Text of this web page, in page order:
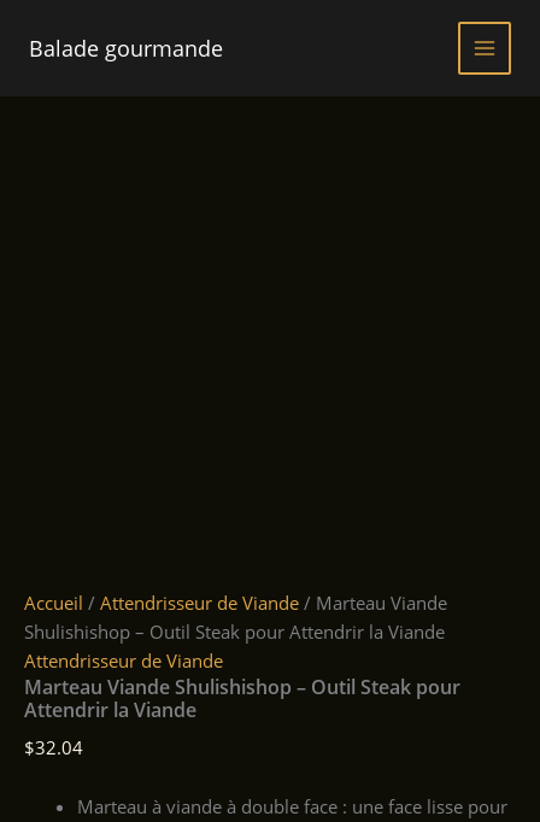
Balade gourmande
Accueil / Attendrisseur de Viande / Marteau Viande
Shulishishop – Outil Steak pour Attendrir la Viande
Attendrisseur de Viande
Marteau Viande Shulishishop – Outil Steak pour
Attendrir la Viande
$32.04
Marteau à viande à double face : une face lisse pour